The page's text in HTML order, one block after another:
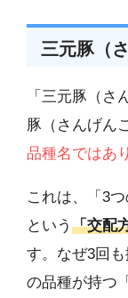
三元豚（
「三元豚（
豚（さんげん
品種名ではあ
これは、「3
という 「交配
す。なぜ3回
の品種が持つ